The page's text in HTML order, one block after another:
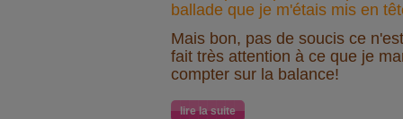
ballade que je m'étais mis en
Mais bon, pas de soucis ce
fait très attention à ce que je
compter sur la balance!
lire la suite